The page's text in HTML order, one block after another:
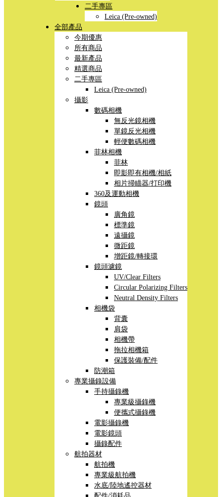
二手專區
Leica (Pre-owned)
全部產品
今期優惠
所有商品
最新產品
精選商品
二手專區
Leica (Pre-owned)
攝影
數碼相機
無反光鏡相機
單鏡反光相機
輕便數碼相機
菲林相機
菲林
即影即有相機/相紙
相片掃瞄器/打印機
360及運動相機
鏡頭
廣角鏡
標準鏡
遠攝鏡
微距鏡
增距鏡/轉接環
鏡頭濾鏡
UV/Clear Filters
Circular Polarizing Filters
Neutral Density Filters
相機袋
背囊
肩袋
相機帶
拖拉相機箱
保護裝備/配件
防潮箱
專業攝錄設備
手持攝錄機
專業級攝錄機
便攜式攝錄機
電影攝錄機
電影鏡頭
攝錄配件
航拍器材
航拍機
專業級航拍機
水底/陸地遙控器材